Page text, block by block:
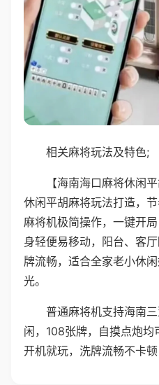
相关麻将玩法及特色;
【海南海口麻将休闲
休闲平胡麻将玩法打造，
麻将机极简操作，一键开
身轻便易移动，阳台、客
牌流畅，适合全家老小休
光。
普通麻将机支持海南
闲，108张牌，自摸点炮
开机就玩，洗牌流畅不卡